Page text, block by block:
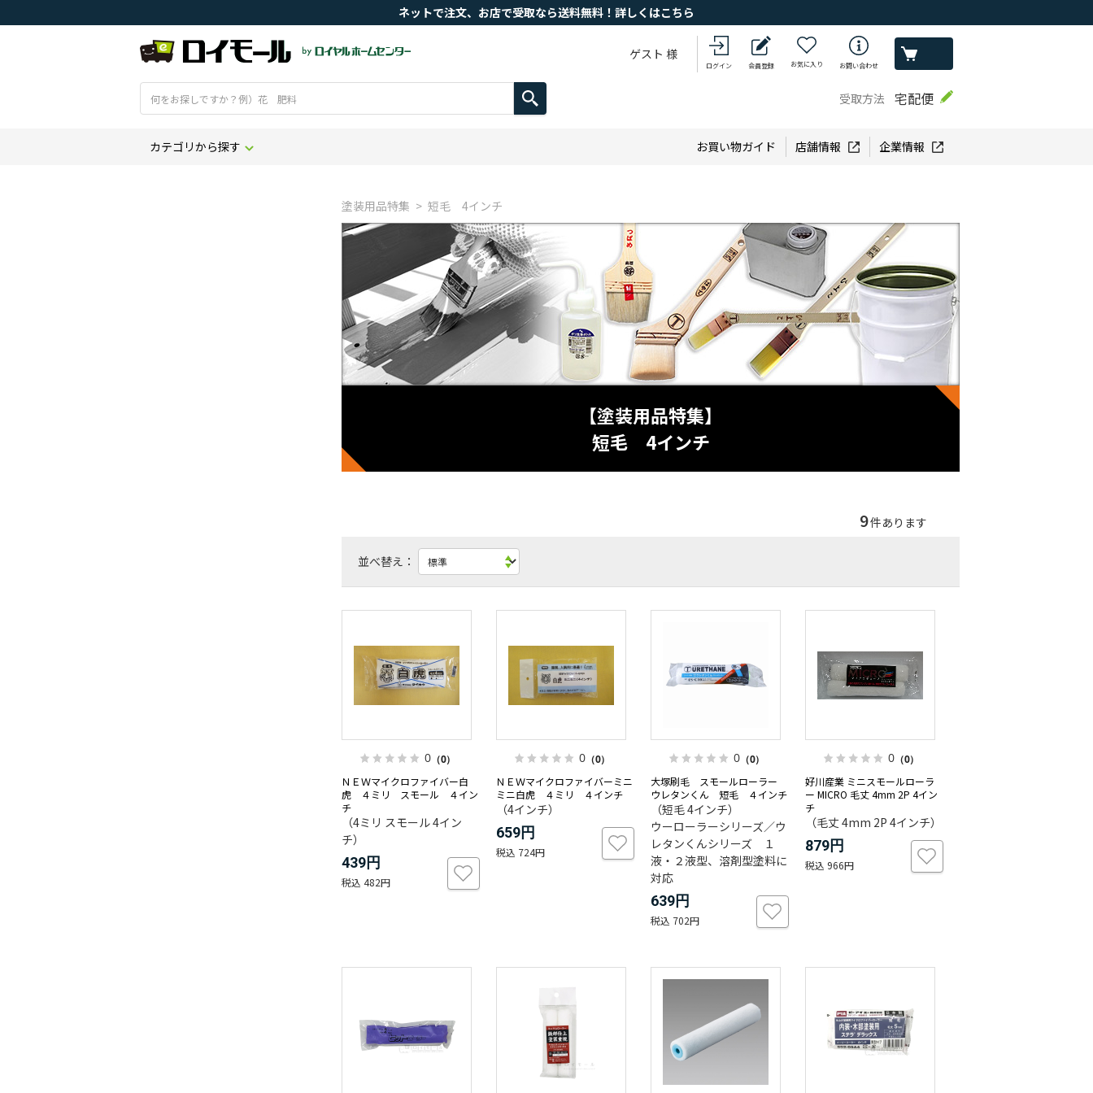
ネットで注文、お店で受取なら送料無料！詳しくはこちら
ゲスト 様
ログイン 会員登録 お気に入り お問い合わせ
受取方法 宅配便
カテゴリから探す お買い物ガイド 店舗情報 企業情報
塗装用品特集 短毛 4インチ
【塗装用品特集】
短毛 4インチ
9件あります
並べ替え：
0（0）
ＮＥＷマイクロファイバー白
虎 ４ミリ スモール ４イン
チ
（4ミリ スモール 4イン
チ）
439円
482円
0（0）
ＮＥＷマイクロファイバーミニ
ミニ白虎 ４ミリ ４インチ
（4インチ）
659円
724円
0（0）
大塚刷毛 スモールローラー
ウレタンくん 短毛 ４インチ
（短毛 4インチ）
ウーローラーシリーズ／ウ
レタンくんシリーズ １
液・２液型、溶剤型塗料に
対応
639円
702円
0（0）
好川産業 ミニスモールローラ
ー MICRO 毛丈 4mm 2P 4イン
チ
（毛丈 4mm 2P 4インチ）
879円
966円